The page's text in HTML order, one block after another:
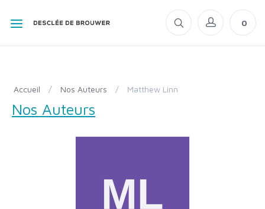
0
Accueil / Nos Auteurs / Matthew Linn
Nos Auteurs